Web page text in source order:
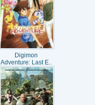
Digimon
Adventure: Last E..